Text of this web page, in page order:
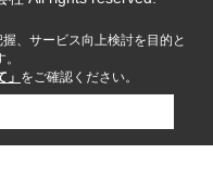
、サービス向上検討を目的と
をご確認ください。